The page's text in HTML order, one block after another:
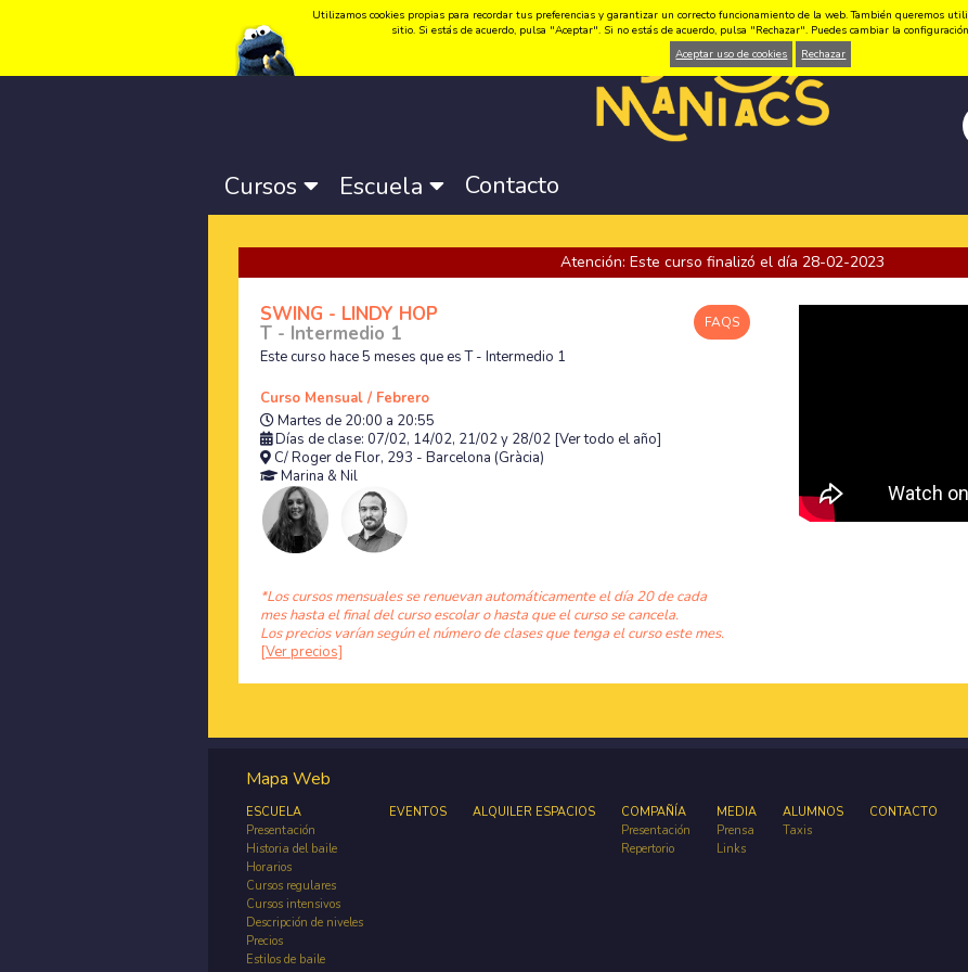
Idioma:Català -Castellano-English
Cursos Escuela Contacto
Atención: Este curso finalizó el día 28-02-2023
FAQS
SWING - LINDY HOP
T - Intermedio 1
Este curso hace 5 meses que es T - Intermedio 1
Curso Mensual / Febrero
Martes de 20:00 a 20:55
Días de clase: 07/02, 14/02, 21/02 y 28/02 [Ver todo el año]
C/ Roger de Flor, 293 - Barcelona (Gràcia)
Marina & Nil
*Los cursos mensuales se renuevan automáticamente el día 20 de cada
mes hasta el final del curso escolar o hasta que el curso se cancela.
Los precios varían según el número de clases que tenga el curso este mes.
[Ver precios]
Mapa Web
ESCUELA
Presentación
Historia del baile
Horarios
Cursos regulares
Cursos intensivos
Descripción de niveles
Precios
Estilos de baile
EVENTOS ALQUILER ESPACIOS
COMPAÑÍA
Presentación
Repertorio
MEDIA
Prensa
Links
ALUMNOS
Taxis
CONTACTO
Utilizamos cookies propias para recordar tus preferencias y garantizar un correcto funcionamiento de la web. También queremos
sitio. Si estás de acuerdo, pulsa "Aceptar". Si no estás de acuerdo, pulsa "Rechazar". Puedes cambiar la
Aceptar uso de cookies
Rechazar